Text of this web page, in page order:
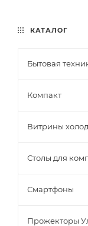
КАТАЛОГ
Бытовая
Компакт
Витрины
Столы для
Смартфоны
Прожекторы